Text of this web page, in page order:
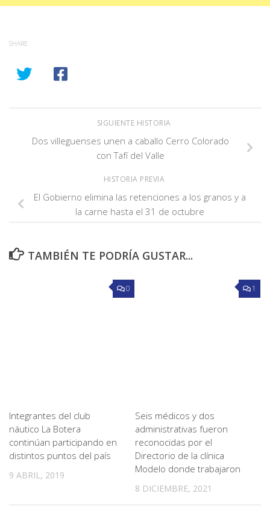
SHARE
SIGUIENTE HISTORIA
Dos villeguenses unen a caballo Cerro Colorado
con Tafí del Valle
HISTORIA PREVIA
El Gobierno elimina las retenciones a los granos y a
la carne hasta el 31 de octubre
TAMBIÉN TE PODRÍA GUSTAR...
0
Integrantes del club
náutico La Botera
continúan participando en
distintos puntos del país
9 ABRIL, 2019
1
Seis médicos y dos
administrativas fueron
reconocidas por el
Directorio de la clínica
Modelo donde trabajaron
8 DICIEMBRE, 2021